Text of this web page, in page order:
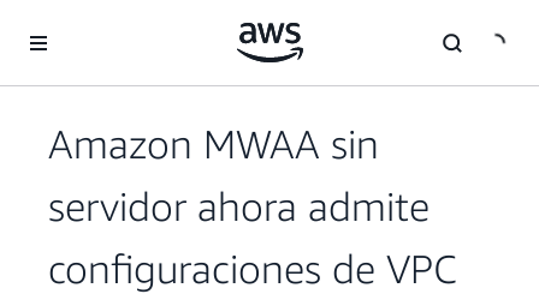
Amazon MWAA sin
servidor ahora admite
configuraciones de VPC